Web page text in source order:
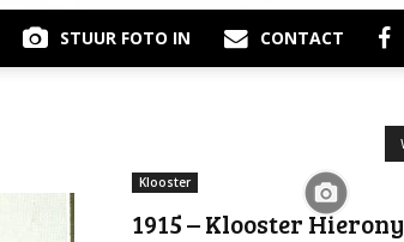
STUUR FOTO IN CONTACT
Klooster
1915 – Klooster